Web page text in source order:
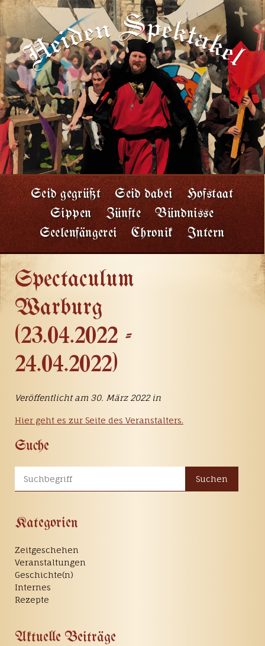
Seid gegrüßt Seid dabei
Hofstaat
Sippen
Zünfte
Bündnisse
Seelenfängerei
Chronik Intern
Spectaculum
Warburg
(23.04.2022 -
24.04.2022)
Veröffentlicht am 30. März 2022 in
Hier geht es zur Seite des Veranstalters.
Suche
Suchen
Kategorien
Zeitgeschehen
Veranstaltungen
Geschichte(n)
Internes
Rezepte
Aktuelle Beiträge